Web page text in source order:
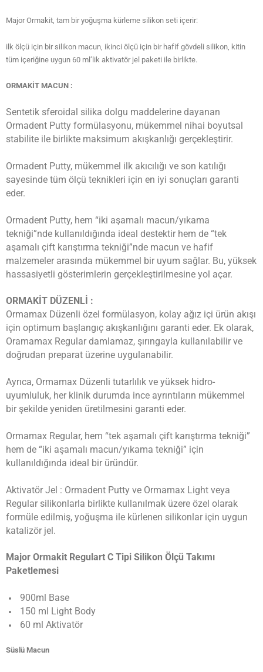
Major Ormakit, tam bir yoğuşma kürleme silikon seti içerir:
ilk ölçü için bir silikon macun, ikinci ölçü için bir hafif gövdeli silikon, kitin
tüm içeriğine uygun 60 ml’lik aktivatör jel paketi ile birlikte.
ORMAKİT MACUN :
Sentetik sferoidal silika dolgu maddelerine dayanan
Ormadent Putty formülasyonu, mükemmel nihai boyutsal
stabilite ile birlikte maksimum akışkanlığı gerçekleştirir.
Ormadent Putty, mükemmel ilk akıcılığı ve son katılığı
sayesinde tüm ölçü teknikleri için en iyi sonuçları garanti
eder.
Ormadent Putty, hem “iki aşamalı macun/yıkama
tekniği”nde kullanıldığında ideal destektir hem de “tek
aşamalı çift karıştırma tekniği”nde macun ve hafif
malzemeler arasında mükemmel bir uyum sağlar. Bu, yüksek
hassasiyetli gösterimlerin gerçekleştirilmesine yol açar.
ORMAKİT DÜZENLİ :
Ormamax Düzenli özel formülasyon, kolay ağız içi ürün akışı
için optimum başlangıç ​​akışkanlığını garanti eder. Ek olarak,
Oramamax Regular damlamaz, şırıngayla kullanılabilir ve
doğrudan preparat üzerine uygulanabilir.
Ayrıca, Ormamax Düzenli tutarlılık ve yüksek hidro-
uyumluluk, her klinik durumda ince ayrıntıların mükemmel
bir şekilde yeniden üretilmesini garanti eder.
Ormamax Regular, hem “tek aşamalı çift karıştırma tekniği”
hem de “iki aşamalı macun/yıkama tekniği” için
kullanıldığında ideal bir üründür.
Aktivatör Jel : Ormadent Putty ve Ormamax Light veya
Regular silikonlarla birlikte kullanılmak üzere özel olarak
formüle edilmiş, yoğuşma ile kürlenen silikonlar için uygun
katalizör jel.
Major Ormakit Regulart C Tipi Silikon Ölçü Takımı
Paketlemesi
900ml Base
150 ml Light Body
60 ml Aktivatör
Süslü Macun